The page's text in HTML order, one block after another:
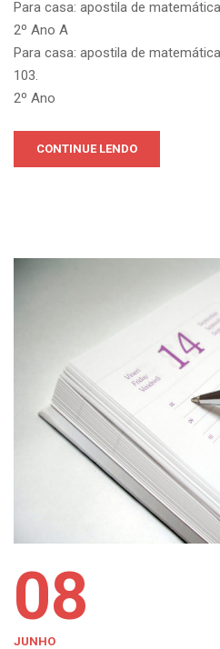
Para casa: apostila de
2º Ano A
Para casa: apostila de
103.
2º Ano
CONTINUE LENDO
08
JUNHO